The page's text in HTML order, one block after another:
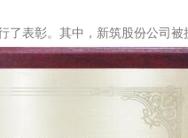
表彰。其中，新筑股份公司被